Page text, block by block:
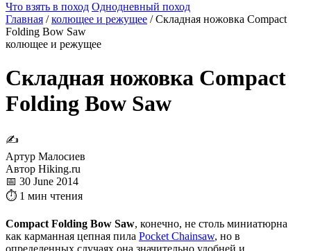
Что взять в поход Однодневный поход
Главная / колющее и режущее / Складная ножовка Compact
Folding Bow Saw
колющее и режущее
Складная ножовка Compact
Folding Bow Saw
✍
Артур Малосиев
Автор Hiking.ru
📅 30 June 2014
⏱ 1 мин чтения
Compact Folding Bow Saw, конечно, не столь миниатюрна
как карманная цепная пила Pocket Chainsaw, но в
определенных случаях она значительно удобней и